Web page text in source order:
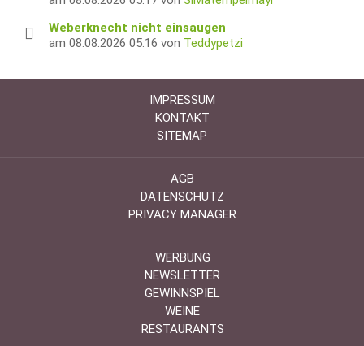
Weberknecht nicht einsaugen
am 08.08.2026 05:16 von Teddypetzi
IMPRESSUM
KONTAKT
SITEMAP
AGB
DATENSCHUTZ
PRIVACY MANAGER
WERBUNG
NEWSLETTER
GEWINNSPIEL
WEINE
RESTAURANTS